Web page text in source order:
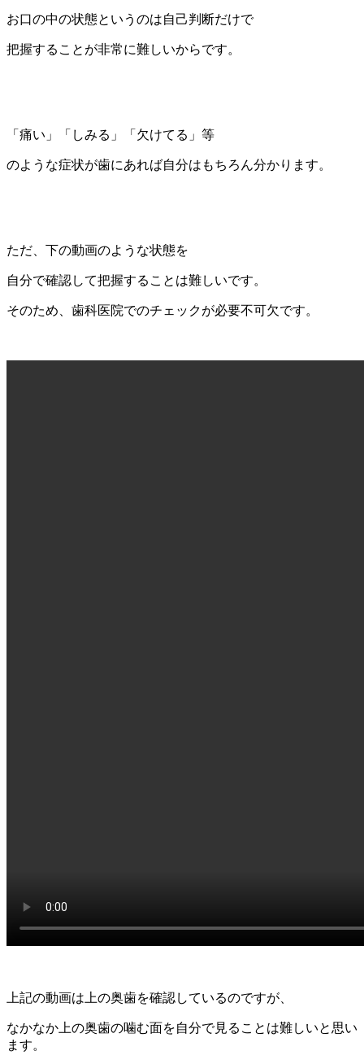
お口の中の状態というのは自己判断だけで
把握することが非常に難しいからです。
「痛い」「しみる」「欠けてる」等
のような症状が歯にあれば自分はもちろん分かります。
ただ、下の動画のような状態を
自分で確認して把握することは難しいです。
そのため、歯科医院でのチェックが必要不可欠です。
上記の動画は上の奥歯を確認しているのですが、
なかなか上の奥歯の噛む面を自分で見ることは難しいと思い
ます。